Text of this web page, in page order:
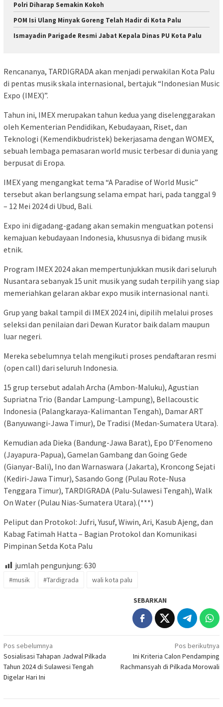
Polri Diharap Semakin Kokoh
POM Isi Ulang Minyak Goreng Telah Hadir di Kota Palu
Ismayadin Parigade Resmi Jabat Kepala Dinas PU Kota Palu
Rencananya, TARDIGRADA akan menjadi perwakilan Kota Palu
di pentas musik skala internasional, bertajuk “Indonesian Music
Expo (IMEX)”.
Tahun ini, IMEX merupakan tahun kedua yang diselenggarakan
oleh Kementerian Pendidikan, Kebudayaan, Riset, dan
Teknologi (Kemendikbudristek) bekerjasama dengan WOMEX,
sebuah lembaga pemasaran world music terbesar di dunia yang
berpusat di Eropa.
IMEX yang mengangkat tema “A Paradise of World Music”
tersebut akan berlangsung selama empat hari, pada tanggal 9
– 12 Mei 2024 di Ubud, Bali.
Expo ini digadang-gadang akan semakin menguatkan potensi
kemajuan kebudayaan Indonesia, khususnya di bidang musik
etnik.
Program IMEX 2024 akan mempertunjukkan musik dari seluruh
Nusantara sebanyak 15 unit musik yang sudah terpilih yang siap
memeriahkan gelaran akbar expo musik internasional nanti.
Grup yang bakal tampil di IMEX 2024 ini, dipilih melalui proses
seleksi dan penilaian dari Dewan Kurator baik dalam maupun
luar negeri.
Mereka sebelumnya telah mengikuti proses pendaftaran resmi
(open call) dari seluruh Indonesia.
15 grup tersebut adalah Archa (Ambon-Maluku), Agustian
Supriatna Trio (Bandar Lampung-Lampung), Bellacoustic
Indonesia (Palangkaraya-Kalimantan Tengah), Damar ART
(Banyuwangi-Jawa Timur), De Tradisi (Medan-Sumatera Utara).
Kemudian ada Dieka (Bandung-Jawa Barat), Epo D’Fenomeno
(Jayapura-Papua), Gamelan Gambang dan Going Gede
(Gianyar-Bali), Ino dan Warnaswara (Jakarta), Kroncong Sejati
(Kediri-Jawa Timur), Sasando Gong (Pulau Rote-Nusa
Tenggara Timur), TARDIGRADA (Palu-Sulawesi Tengah), Walk
On Water (Pulau Nias-Sumatera Utara).(***)
Peliput dan Protokol: Jufri, Yusuf, Wiwin, Ari, Kasub Ajeng, dan
Kabag Fatimah Hatta – Bagian Protokol dan Komunikasi
Pimpinan Setda Kota Palu
jumlah pengunjung: 630
#musik #Tardigrada wali kota palu
SEBARKAN
Navigasi
pos
Pos sebelumnya
Sosialisasi Tahapan Jadwal Pilkada
Tahun 2024 di Sulawesi Tengah
Digelar Hari Ini
Pos berikutnya
Ini Kriteria Calon Pendamping
Rachmansyah di Pilkada Morowali